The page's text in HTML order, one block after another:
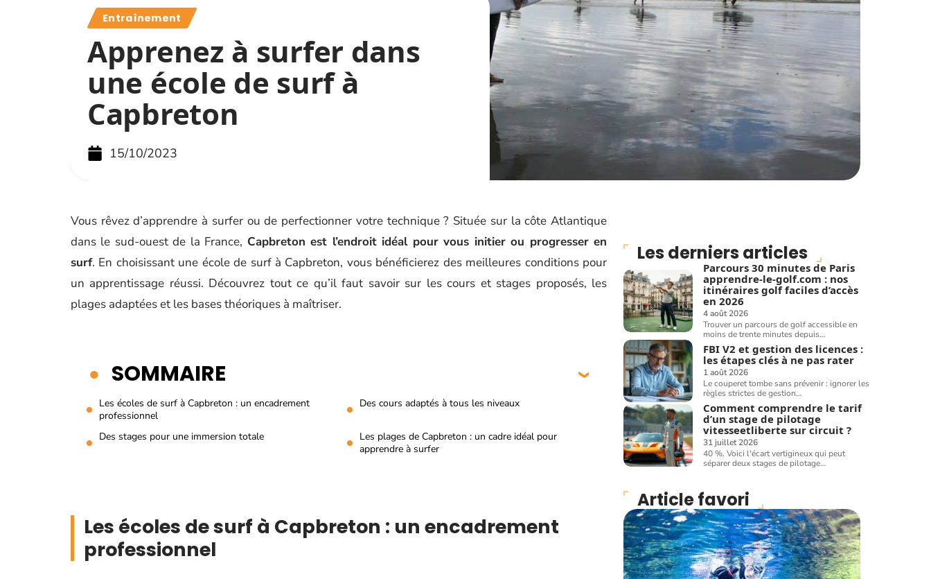
Entraînement
Apprenez à surfer dans
une école de surf à
Capbreton
15/10/2023
Vous rêvez d’apprendre à surfer ou de perfectionner votre technique ? Située sur la côte Atlantique
dans le sud-ouest de la France, Capbreton est l’endroit idéal pour vous initier ou progresser en
surf. En choisissant une école de surf à Capbreton, vous bénéficierez des meilleures conditions pour
un apprentissage réussi. Découvrez tout ce qu’il faut savoir sur les cours et stages proposés, les
plages adaptées et les bases théoriques à maîtriser.
SOMMAIRE
Les écoles de surf à Capbreton : un encadrement
professionnel
Des cours adaptés à tous les niveaux
Des stages pour une immersion totale
Les plages de Capbreton : un cadre idéal pour
apprendre à surfer
Les écoles de surf à Capbreton : un encadrement
professionnel
Les derniers articles
Parcours 30 minutes de Paris
apprendre-le-golf.com : nos
itinéraires golf faciles d’accès
en 2026
4 août 2026
Trouver un parcours de golf accessible en
moins de trente minutes depuis…
FBI V2 et gestion des licences :
les étapes clés à ne pas rater
1 août 2026
Le couperet tombe sans prévenir : ignorer les
règles strictes de gestion…
Comment comprendre le tarif
d’un stage de pilotage
vitesseetliberte sur circuit ?
31 juillet 2026
40 %. Voici l'écart vertigineux qui peut
séparer deux stages de pilotage…
Article favori